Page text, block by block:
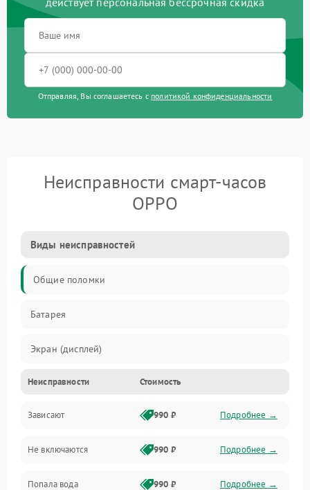
Отправляя, Вы соглашаетесь с политикой конфиденциальности
Неисправности смарт-часов
OPPO
Виды неисправностей
Общие поломки
Батарея
Экран (дисплей)
Электропитание
Датчики
Связь
Дисплей
Неисправности Стоимость
Зависают 990 ₽ Подробнее →
Не включаются 990 ₽ Подробнее →
Попала вода 990 ₽ Подробнее →